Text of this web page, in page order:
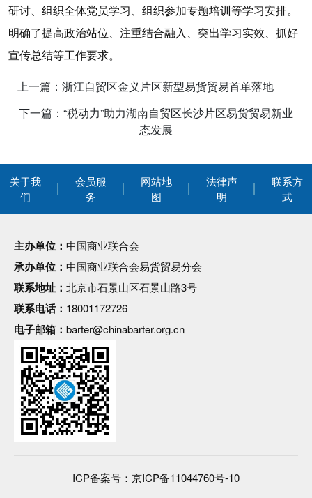
研讨、组织全体党员学习、组织参加专题培训等学习安排。
明确了提高政治站位、注重结合融入、突出学习实效、抓好
宣传总结等工作要求。
上一篇：浙江自贸区金义片区新型易货贸易首单落地
下一篇：“税动力”助力湖南自贸区长沙片区易货贸易新业
态发展
关于我
们
会员服
务
网站地
图
法律声
明
联系方
式
主办单位： 中国商业联合会
承办单位： 中国商业联合会易货贸易分会
联系地址： 北京市石景山区石景山路3号
联系电话： 18001172726
电子邮箱： barter@chinabarter.org.cn
ICP备案号： 京ICP备11044760号-10